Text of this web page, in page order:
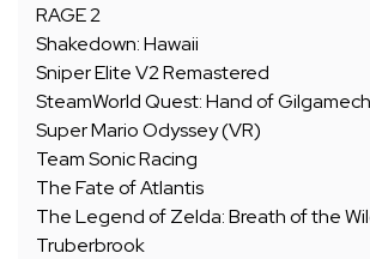
RAGE 2
Shakedown: Hawaii
Sniper Elite V2 Remastered
SteamWorld Quest: Hand of Gilgamech
Super Mario Odyssey (VR)
Team Sonic Racing
The Fate of Atlantis
The Legend of Zelda: Breath of the
Truberbrook